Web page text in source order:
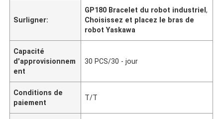
Surligner:
GP180 Bracelet du robot industriel,
Choisissez et placez le bras de
robot Yaskawa
Capacité
d'approvisionnem
ent
30 PCS/30 - jour
Conditions de
paiement
T/T